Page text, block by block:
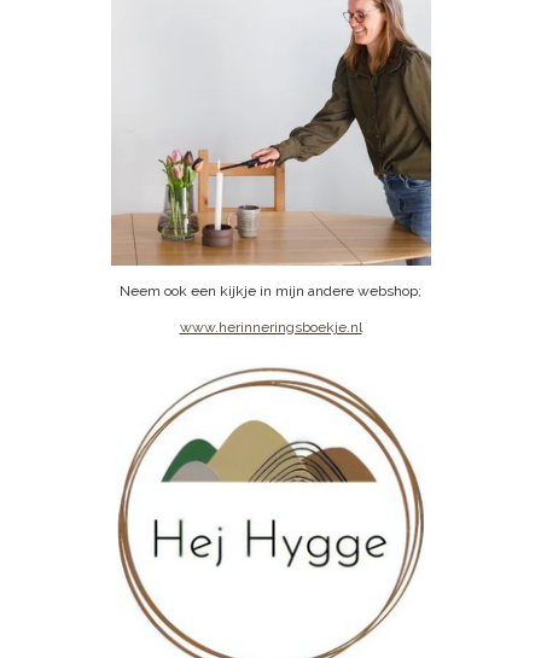
Neem ook een kijkje in mijn andere webshop;
www.herinneringsboekje.nl